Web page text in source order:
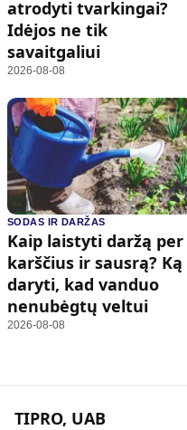
atrodyti tvarkingai?
Idėjos ne tik
savaitgaliui
2026-08-08
SODAS IR DARŽAS
Kaip laistyti daržą per
karščius ir sausrą? Ką
daryti, kad vanduo
nenubėgtų veltui
2026-08-08
TIPRO, UAB